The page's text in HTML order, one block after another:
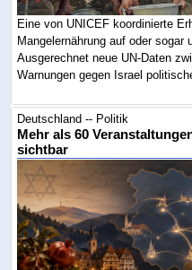
Eine von UNICEF koordinierte
Mangelernährung auf oder sogar
Ausgerechnet neue UN-Daten
Warnungen gegen Israel
Deutschland -- Politik
Mehr als 60
sichtbar